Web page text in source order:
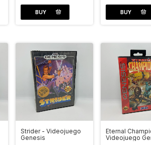
Strider - Videojuego
Genesis
Eternal
Videojuego